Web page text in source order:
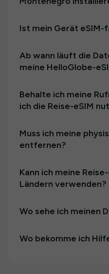
Ist mein Gerät eSIM-
Ab wann läuft die
meine HelloGlobe-
Behalte ich meine
ich die Reise-eSIM
Muss ich meine
entfernen?
Kann ich meine
Ländern verwenden?
Wo sehe ich meinen
Wo bekomme ich